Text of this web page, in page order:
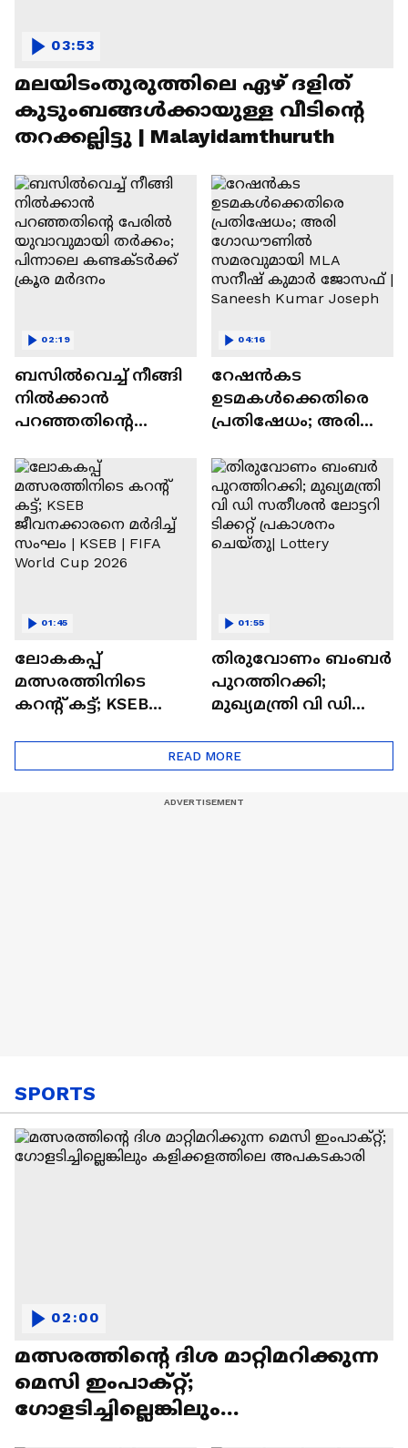
മലയിടംതുരുത്തിലെ ഏഴ് ദളിത്
കുടുംബങ്ങൾക്കായുള്ള വീടിന്റെ
തറക്കല്ലിട്ടു | Malayidamthuruth
03:53
ബസിൽവെച്ച് നീങ്ങി
നിൽക്കാൻ
പറഞ്ഞതിന്റെ
യുവാവുമായി
തർക്കം; പിന്നാലെ
കണ്ടക്‌ടർക്ക് ക്രൂര
മർദനം
02:19
റേഷൻകട
ഉടമകൾക്കെതിരെ
പ്രതിഷേധം; അരി
സമരവുമായി MLA
സനീഷ് കുമാര്‍
ജോസഫ് | Saneesh
Kumar Joseph
04:16
ലോകകപ്പ്
മത്സരത്തിനിടെ
കറന്റ് കട്ട്; KSEB
മര്‍ദിച്ച് സംഘം | KSEB
| FIFA World Cup 2026
01:45
തിരുവോണം ബംബര്‍
പുറത്തിറക്കി;
മുഖ്യമന്ത്രി വി ഡി
ടിക്കറ്റ് പ്രകാശനം
ചെയ്തു| Lottery
01:55
READ MORE
SPORTS
മത്സരത്തിന്റെ ദിശ മാറ്റിമറിക്കുന്ന
മെസി ഇംപാക്റ്റ്;
ഗോളടിച്ചില്ലെങ്കിലും
02:00